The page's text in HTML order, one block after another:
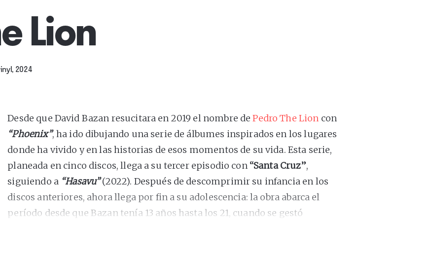
Lion
2024
Desde que David Bazan resucitara en 2019 el nombre dePedro The Lion con
“Phoenix”, ha ido dibujando una serie de álbumes inspirados en los lugares
donde ha vivido y en las historias de esos momentos de su vida. Esta serie,
planeada en cinco discos, llega a su tercer episodio con “Santa Cruz”,
siguiendo a “Hasavu”(2022). Después de descomprimir su infancia en los
discos anteriores, ahora llega por fin a su adolescencia: la obra abarca el
período desde que Bazan tenía 13 años hasta los 21, cuando se gestó